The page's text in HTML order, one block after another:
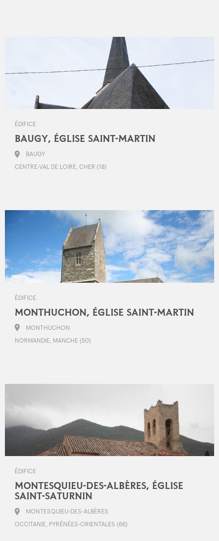
ÉDIFICE
BAUGY, ÉGLISE SAINT-MARTIN
BAUGY
CENTRE-VAL DE LOIRE, CHER (18)
ÉDIFICE
MONTHUCHON, ÉGLISE SAINT-MARTIN
MONTHUCHON
NORMANDIE, MANCHE (50)
ÉDIFICE
MONTESQUIEU-DES-ALBÈRES, ÉGLISE
SAINT-SATURNIN
MONTESQUIEU-DES-ALBÈRES
OCCITANIE, PYRÉNÉES-ORIENTALES (66)